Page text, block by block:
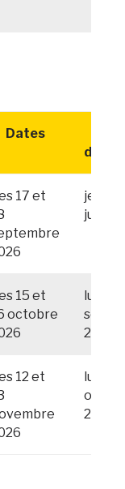
Dates
17 et
jeudi
juillet
15 et
octobre
lundi
2026
12 et
lundi
2026